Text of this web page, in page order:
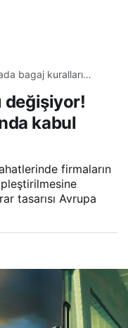
bagaj kuralları
kabul
değişiyor!
kabul
firmaların
tasarısı Avrupa